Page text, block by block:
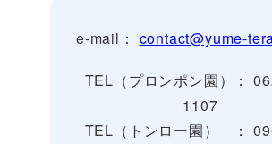
e-mail： contact@yume-
TEL（プロンポン園）：
1107
TEL（トンロー園） ：